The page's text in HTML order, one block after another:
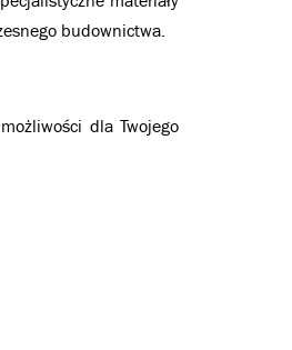
budownictwa.
dla Twojego